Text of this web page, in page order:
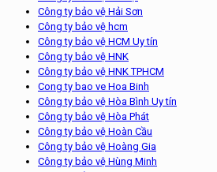
Công ty bảo vệ Hải Sơn
Công ty bảo vệ hcm
Công ty bảo vệ HCM Uy tín
Công ty bảo vệ HNK
Công ty bảo vệ HNK TPHCM
Cong ty bao ve Hoa Binh
Công ty bảo vệ Hòa Bình Uy tín
Công ty bảo vệ Hòa Phát
Công ty bảo vệ Hoàn Cầu
Công ty bảo vệ Hoàng Gia
Công ty bảo vệ Hùng Minh